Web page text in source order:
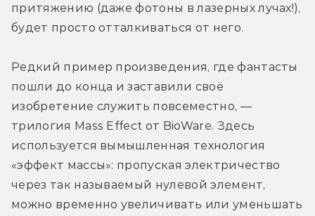
притяжению (даже фотоны в лазерных лучах!),
будет просто отталкиваться от него.
Редкий пример произведения, где фантасты
пошли до конца и заставили своё
изобретение служить повсеместно, —
трилогия Mass Effect от BioWare. Здесь
используется вымышленная технология
«эффект массы»: пропуская электричество
через так называемый нулевой элемент,
можно временно увеличивать или уменьшать